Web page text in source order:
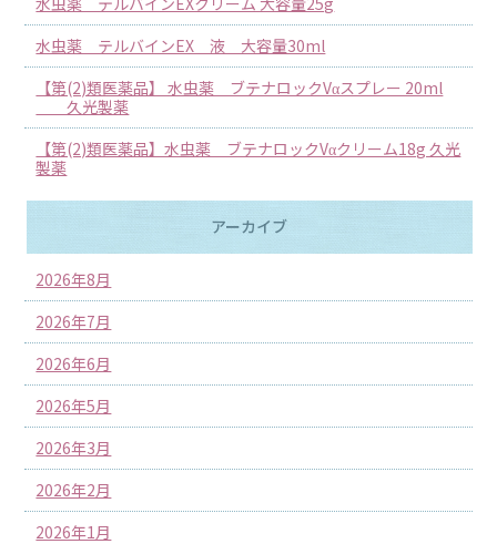
水虫薬 テルバインEX 液 大容量30ml
【第(2)類医薬品】 水虫薬 ブテナロックVαスプレー 20ml
久光製薬
【第(2)類医薬品】水虫薬 ブテナロックVαクリーム18g 久光
製薬
アーカイブ
2026年8月
2026年7月
2026年6月
2026年5月
2026年3月
2026年2月
2026年1月